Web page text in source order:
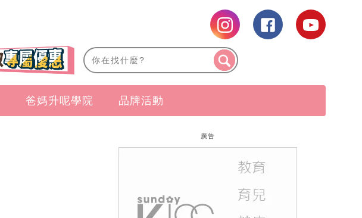
爸媽升呢學院 品牌活動
廣告